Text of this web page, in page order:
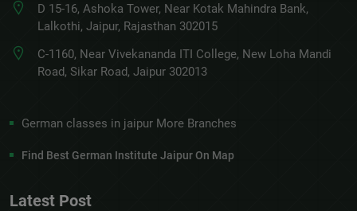
D 15-16, Ashoka Tower, Near Kotak Mahindra Bank,
Lalkothi, Jaipur, Rajasthan 302015
C-1160, Near Vivekananda ITI College, New Loha Mandi
Road, Sikar Road, Jaipur 302013
German classes in jaipur More Branches
Find Best German Institute Jaipur On Map
Latest Post